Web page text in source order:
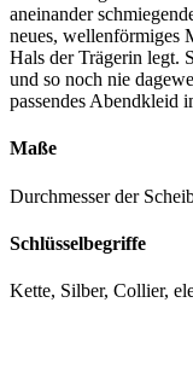
aneinander
neues, wellenförmiges
Hals der Trägerin legt.
und so noch nie
passendes Abendkleid
Maße
Durchmesser der
Schlüsselbegriffe
Kette, Silber, Collier,